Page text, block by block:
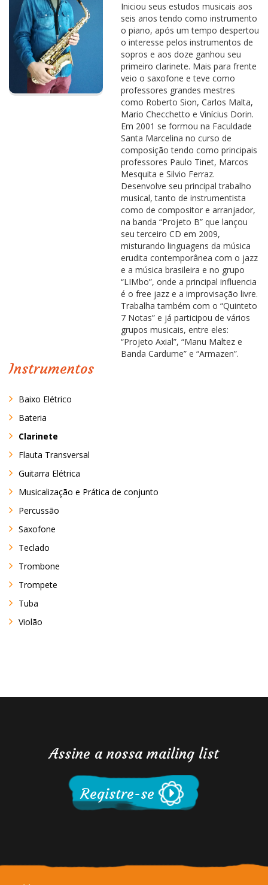
Iniciou seus estudos musicais aos
seis anos tendo como instrumento
o piano, após um tempo despertou
o interesse pelos instrumentos de
sopros e aos doze ganhou seu
primeiro clarinete. Mais para frente
veio o saxofone e teve como
professores grandes mestres
como Roberto Sion, Carlos Malta,
Mario Checchetto e Vinícius Dorin.
Em 2001 se formou na Faculdade
Santa Marcelina no curso de
composição tendo como principais
professores Paulo Tinet, Marcos
Mesquita e Silvio Ferraz.
Desenvolve seu principal trabalho
musical, tanto de instrumentista
como de compositor e arranjador,
na banda “Projeto B” que lançou
seu terceiro CD em 2009,
misturando linguagens da música
erudita contemporânea com o jazz
e a música brasileira e no grupo
“LIMbo”, onde a principal influencia
é o free jazz e a improvisação livre.
Trabalha também com o “Quinteto
7 Notas” e já participou de vários
grupos musicais, entre eles:
“Projeto Axial”, “Manu Maltez e
Banda Cardume” e “Armazen”.
Instrumentos
Baixo Elétrico
Bateria
Clarinete
Flauta Transversal
Guitarra Elétrica
Musicalização e Prática de conjunto
Percussão
Saxofone
Teclado
Trombone
Trompete
Tuba
Violão
Assine a nossa mailing list
Registre-se